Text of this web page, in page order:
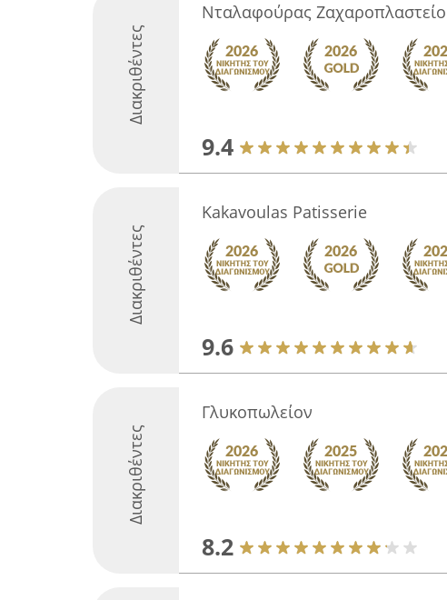
Διακριθέντες
Νταλαφούρας Ζαχαροπλαστείο
9.4
Διακριθέντες
Kakavoulas Patisserie
9.6
Διακριθέντες
Γλυκοπωλείον
8.2